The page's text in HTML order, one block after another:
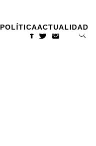
POLÍTICAACTUALIDAD